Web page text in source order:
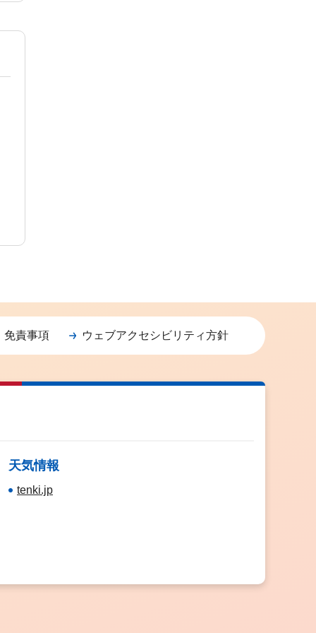
免責事項 ウェブアクセシビリティ方針
天気情報
tenki.jp